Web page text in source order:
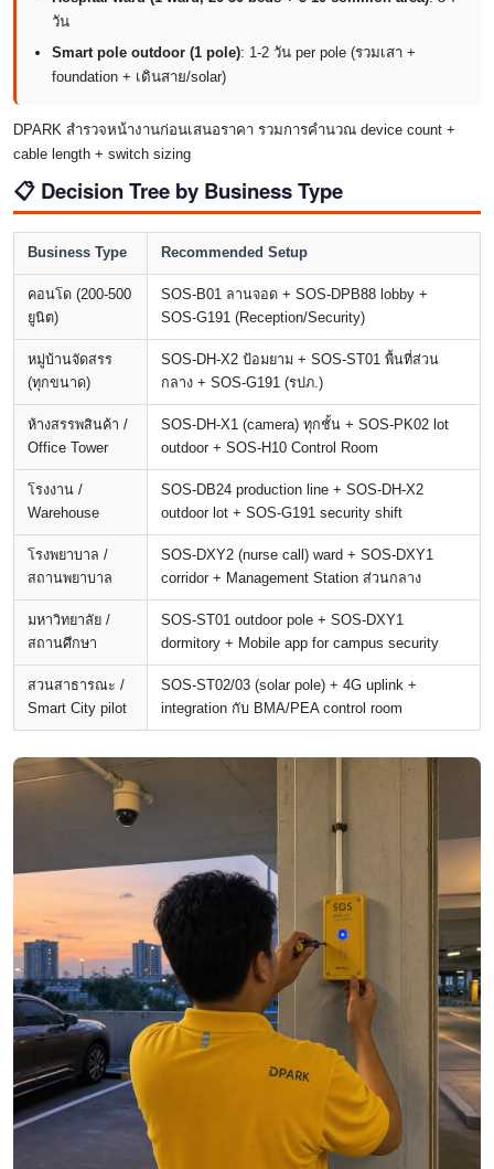
วัน
Smart pole outdoor (1 pole): 1-2 วัน per pole (รวมเสา +
foundation + เดินสาย/solar)
DPARK สำรวจหน้างานก่อนเสนอราคา รวมการคำนวณ device count +
cable length + switch sizing
📋 Decision Tree by Business Type
Business Type Recommended Setup
คอนโด (200-500
ยูนิต)
SOS-B01 ลานจอด + SOS-DPB88 lobby +
SOS-G191 (Reception/Security)
หมู่บ้านจัดสรร
(ทุกขนาด)
SOS-DH-X2 ป้อมยาม + SOS-ST01 พื้นที่ส่วน
กลาง + SOS-G191 (รปภ.)
ห้างสรรพสินค้า /
Office Tower
SOS-DH-X1 (camera) ทุกชั้น + SOS-PK02 lot
outdoor + SOS-H10 Control Room
โรงงาน /
Warehouse
SOS-DB24 production line + SOS-DH-X2
outdoor lot + SOS-G191 security shift
โรงพยาบาล /
สถานพยาบาล
SOS-DXY2 (nurse call) ward + SOS-DXY1
corridor + Management Station ส่วนกลาง
มหาวิทยาลัย /
สถานศึกษา
SOS-ST01 outdoor pole + SOS-DXY1
dormitory + Mobile app for campus security
สวนสาธารณะ /
Smart City pilot
SOS-ST02/03 (solar pole) + 4G uplink +
integration กับ BMA/PEA control room